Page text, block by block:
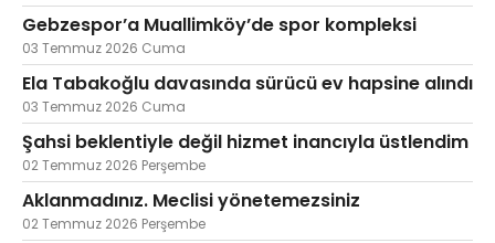
Gebzespor’a Muallimköy’de spor kompleksi
03 Temmuz 2026 Cuma
Ela Tabakoğlu davasında sürücü ev hapsine alındı
03 Temmuz 2026 Cuma
Şahsi beklentiyle değil hizmet inancıyla üstlendim
02 Temmuz 2026 Perşembe
Aklanmadınız. Meclisi yönetemezsiniz
02 Temmuz 2026 Perşembe